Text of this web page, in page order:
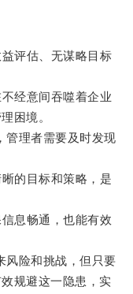
评估、无谋略目标
经意间吞噬着企业
困境。
理者需要及时发现
的目标和策略，是
息畅通，也能有效
险和挑战，但只要
规避这一隐患，实